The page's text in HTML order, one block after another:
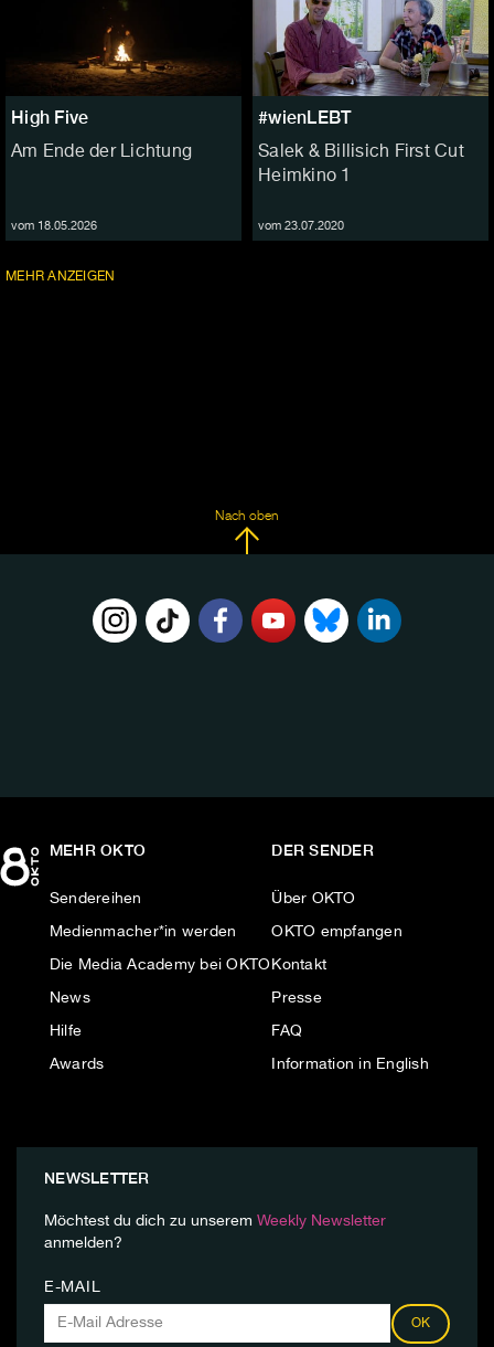
High Five
Am Ende der Lichtung
vom 18.05.2026
#wienLEBT
Salek & Billisich First Cut
Heimkino 1
vom 23.07.2020
MEHRFOLGEN
ANZEIGEN
Nach oben
MEHR OKTO
Sendereihen
Medienmacher*in werden
Die Media Academy bei OKTO
News
Hilfe
Awards
DER SENDER
Über OKTO
OKTO empfangen
Kontakt
Presse
FAQ
Information in English
NEWSLETTER
Möchtest du dich zu unserem Weekly Newsletter
anmelden?
E-MAIL
OK